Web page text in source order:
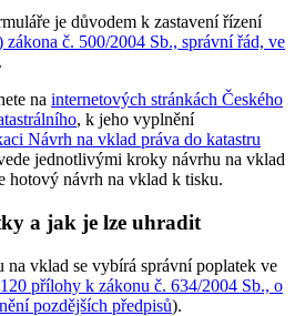
je důvodem k zastavení řízení
zákona č. 500/2004 Sb., správní řád, ve
.
na internetových stránkách Českého
, k jeho vyplnění
Návrh na vklad práva do katastru
jednotlivými kroky návrhu na vklad
hotový návrh na vklad k tisku.
a jak je lze uhradit
na vklad se vybírá správní poplatek ve
přílohy k zákonu č. 634/2004 Sb., o
pozdějších předpisů).